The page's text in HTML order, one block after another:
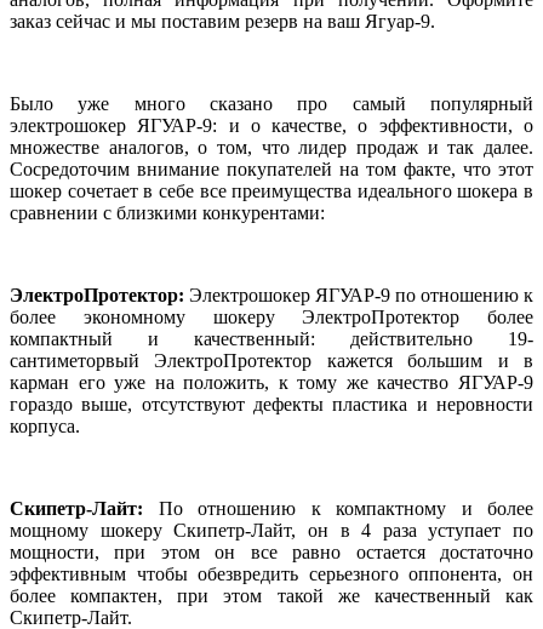
заказ сейчас и мы поставим резерв на ваш Ягуар-9.
Было уже много сказано про самый популярный
электрошокер ЯГУАР-9: и о качестве, о эффективности, о
множестве аналогов, о том, что лидер продаж и так далее.
Сосредоточим внимание покупателей на том факте, что этот
шокер сочетает в себе все преимущества идеального шокера в
сравнении с близкими конкурентами:
ЭлектроПротектор: Электрошокер ЯГУАР-9 по отношению к
более экономному шокеру ЭлектроПротектор более
компактный и качественный: действительно 19-
сантиметорвый ЭлектроПротектор кажется большим и в
карман его уже на положить, к тому же качество ЯГУАР-9
гораздо выше, отсутствуют дефекты пластика и неровности
корпуса.
Скипетр-Лайт: По отношению к компактному и более
мощному шокеру Скипетр-Лайт, он в 4 раза уступает по
мощности, при этом он все равно остается достаточно
эффективным чтобы обезвредить серьезного оппонента, он
более компактен, при этом такой же качественный как
Скипетр-Лайт.